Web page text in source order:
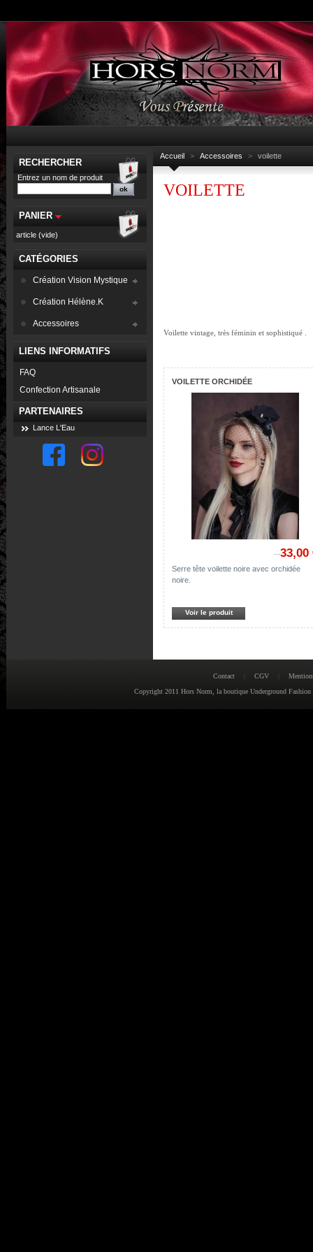
RECHERCHER
Entrez un nom de produit
PANIER
article (vide)
CATÉGORIES
Création Vision Mystique
Création Hélène.K
Accessoires
LIENS INFORMATIFS
FAQ
Confection Artisanale
PARTENAIRES
Lance L'Eau
Accueil > Accessoires > voilette
VOILETTE
Voilette vintage, très féminin et sophistiqué .
VOILETTE ORCHIDÉE
33,00
Serre tête voilette noire avec orchidée
noire.
Voir le produit
Contact CGV
Copyright 2011 Hors Norm, la boutique Underground